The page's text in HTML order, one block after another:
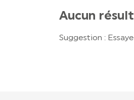
Aucun
Suggestion :